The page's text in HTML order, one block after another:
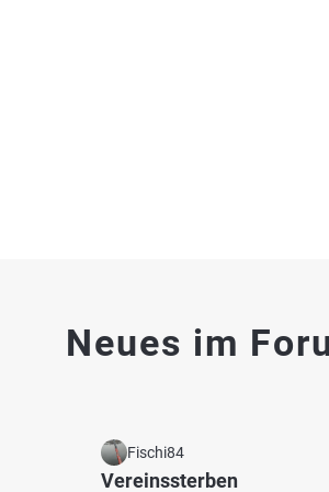
Neues im
Fischi84
Vereinssterben